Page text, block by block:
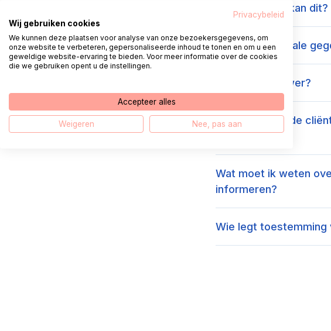
niet alles. Hoe kan dit?
Wat levert digitale
Wat is een viewer?
Waarom moet de
delen?
Wat moet ik weten
informeren?
Wie legt toestemming
Privacybeleid
Wij gebruiken cookies
We kunnen deze plaatsen voor analyse van onze bezoekersgegevens, om
onze website te verbeteren, gepersonaliseerde inhoud te tonen en om u een
geweldige website-ervaring te bieden. Voor meer informatie over de cookies
die we gebruiken opent u de instellingen.
Accepteer alles
Weigeren Nee, pas aan